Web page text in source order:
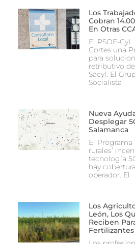
Los
Cobran
En Otras
El PSOE-
Cortes una
para
retributivo
Sacyl. El
Socialista
Nueva
Desplegar
Salamanca
El Programa
rurales’
tecnología
hay
operador. El
Los
León, Los
Reciben
Fertilizantes